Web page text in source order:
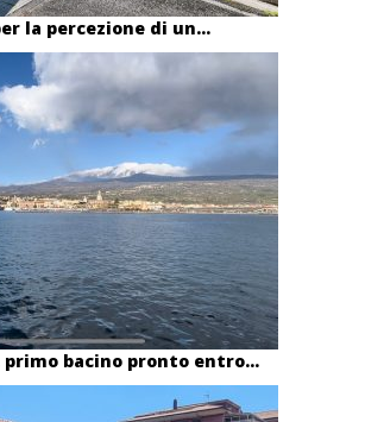
la percezione di un...
primo bacino pronto entro...